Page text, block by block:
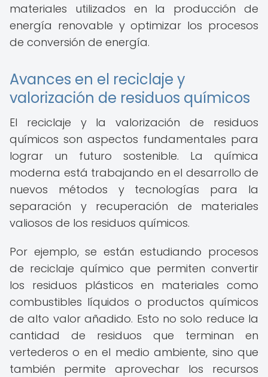
materiales utilizados en la producción de
energía renovable y optimizar los procesos
de conversión de energía.
Avances en el reciclaje y
valorización de residuos químicos
El reciclaje y la valorización de residuos
químicos son aspectos fundamentales para
lograr un futuro sostenible. La química
moderna está trabajando en el desarrollo de
nuevos métodos y tecnologías para la
separación y recuperación de materiales
valiosos de los residuos químicos.
Por ejemplo, se están estudiando procesos
de reciclaje químico que permiten convertir
los residuos plásticos en materiales como
combustibles líquidos o productos químicos
de alto valor añadido. Esto no solo reduce la
cantidad de residuos que terminan en
vertederos o en el medio ambiente, sino que
también permite aprovechar los recursos